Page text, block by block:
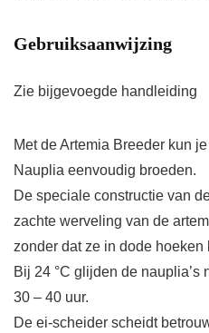
Gebruiksaanwijzing
Zie bijgevoegde handleiding
Met de Artemia Breeder kun
Nauplia eenvoudig broeden.
De speciale constructie van
zachte werveling van de
zonder dat ze in dode
Bij 24 °C glijden de nauplia’s
30 – 40 uur.
De ei-scheider scheidt